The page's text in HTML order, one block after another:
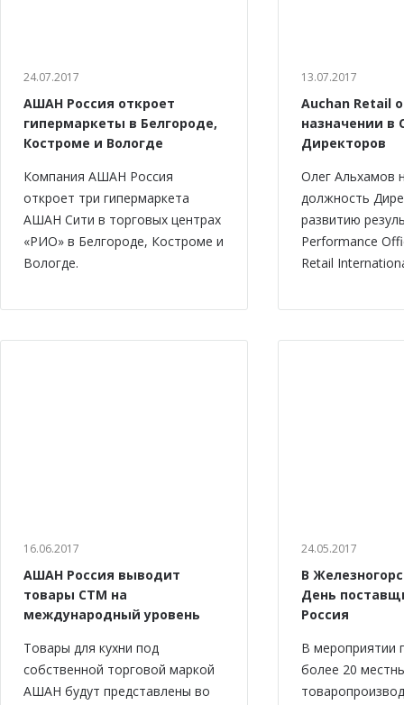
24.07.2017
АШАН Россия откроет
гипермаркеты в Белгороде,
Костроме и Вологде
Компания АШАН Россия
откроет три гипермаркета
АШАН Сити в торговых центрах
«РИО» в Белгороде, Костроме и
Вологде.
13.07.2017
Auchan Retail
назначении в
Директоров
Олег Альхамов
должность
развитию
Performance
Retail
16.06.2017
АШАН Россия выводит
товары СТМ на
международный уровень
Товары для кухни под
собственной торговой маркой
АШАН будут представлены во
24.05.2017
В
День
Россия
В мероприятии
более 20